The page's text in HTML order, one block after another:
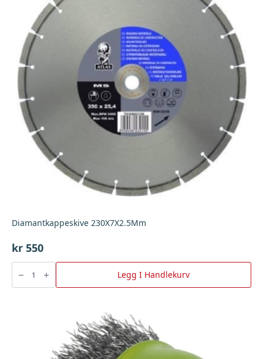
Diamantkappeskive 230X7X2.5Mm
kr 550
Diamantkappeskive
230X7X2.5Mm
antall Legg I Handlekurv